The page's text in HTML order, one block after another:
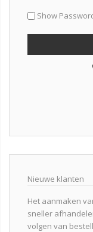
Show
Nieuwe klanten
Het aanmaken
sneller
volgen van